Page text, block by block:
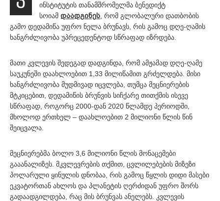
ინსტიტუტის თანამშრომელმა ბენედიქტ
სოიამ დაადგინეს , რომ გლობალური დათბობის
გამო დედამიწა უფრო ნელა ბრუნავს, რის გამოც დღე-ღამის
ხანგრძლივობა უპრეცედენტოდ სწრაფად იზრდება.
მათი კვლევის შედეგად დადგინდა, რომ ამჟამად დღე-ღამე
საუკუნეში დაახლოებით 1,33 მილიწამით გრძელდება. მისი
ხანგრძლივობა მუდმივად იცვლება, თუმცა მეცნიერების
მტკიცებით, დედამიწის ბრუნვის სიჩქარე თითქმის ისევე
სწრაფად, როგორც 2000-დან 2020 წლამდე პერიოდში,
მხოლოდ ერთხელ – დაახლოებით 2 მილიონი წლის წინ
შეიცვალა.
მეცნიერებმა ბოლო 3,6 მილიონი წლის მონაცემები
გააანალიზეს. მკვლევრების თქმით, ცვლილებების მიზეზი
პოლარული ყინულის დნობაა, რის გამოც წყლის დიდი მასები
ეკვატორთან ახლოს და პლანეტის ღერძიდან უფრო შორს
გადაადგილდება, რაც მის ბრუნვას ანელებს. კვლევის